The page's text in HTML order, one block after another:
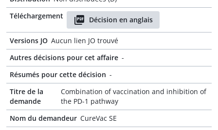
Téléchargement
Décision en anglais
Versions JO Aucun lien JO trouvé
Autres décisions pour cet affaire -
Résumés pour cette décision -
Titre de la
demande
Combination of vaccination and inhibition of
the PD-1 pathway
Nom du demandeur CureVac SE